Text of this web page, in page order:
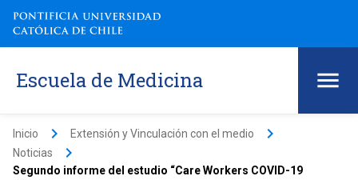
Escuela de Medicina
Inicio keyboard_arrow_right Extensión y Vinculación con el medio keyboard_arrow_right
Noticias keyboard_arrow_right
Segundo informe del estudio “Care Workers COVID-19